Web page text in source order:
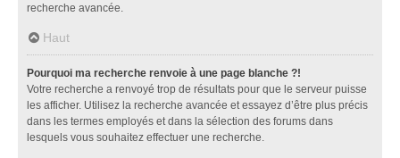
recherche avancée.
Haut
Pourquoi ma recherche renvoie à une page blanche ?!
Votre recherche a renvoyé trop de résultats pour que le serveur puisse
les afficher. Utilisez la recherche avancée et essayez d’être plus précis
dans les termes employés et dans la sélection des forums dans
lesquels vous souhaitez effectuer une recherche.